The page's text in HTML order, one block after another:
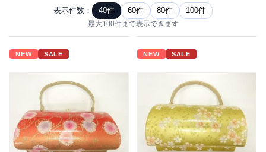
表示件数： 40件 60件 80件 100件
最大100件まで表示できます
NEW SALE NEW SALE